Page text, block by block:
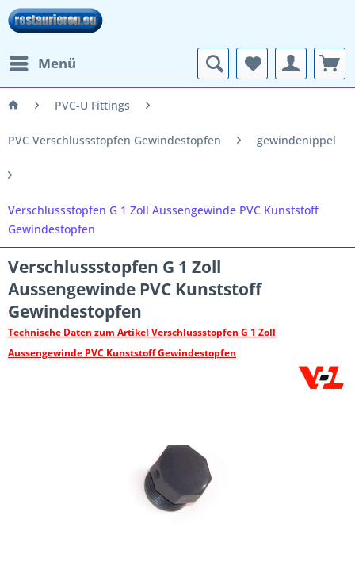
Menü
PVC-U Fittings
PVC Verschlussstopfen Gewindestopfen gewindenippel
Verschlussstopfen G 1 Zoll Aussengewinde PVC Kunststoff
Gewindestopfen
Verschlussstopfen G 1 Zoll
Aussengewinde PVC Kunststoff
Gewindestopfen
Technische Daten zum Artikel Verschlussstopfen G 1 Zoll
Aussengewinde PVC Kunststoff Gewindestopfen